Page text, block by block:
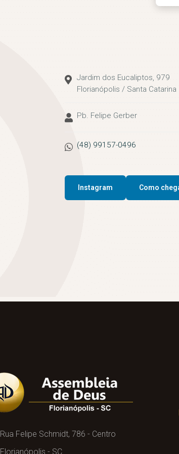
Jardim dos Eucaliptos, 979
Florianópolis / Santa Catarina
Pb. Felipe Gerber
(48) 99157-0496
Instagram Como
Rua Felipe Schmidt, 786 - Centro
Florianópolis - SC